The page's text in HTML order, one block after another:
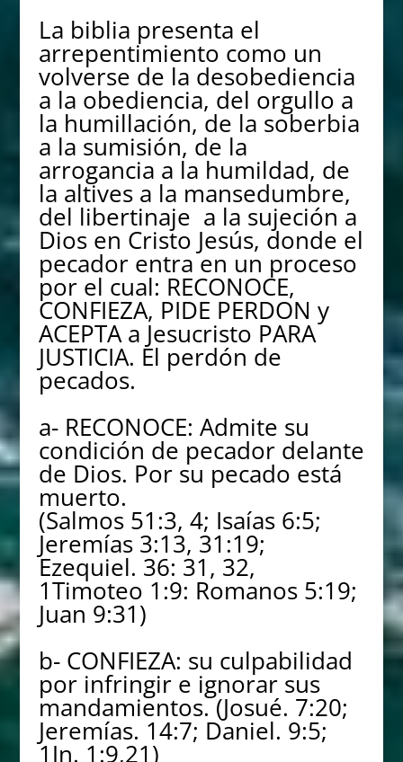
La biblia presenta el
arrepentimiento como un
volverse de la desobediencia
a la obediencia, del orgullo a
la humillación, de la soberbia
a la sumisión, de la
arrogancia a la humildad, de
la altives a la mansedumbre,
del libertinaje a la sujeción a
Dios en Cristo Jesús, donde el
pecador entra en un proceso
por el cual: RECONOCE,
CONFIEZA, PIDE PERDON y
ACEPTA a Jesucristo PARA
JUSTICIA. El perdón de
pecados.
a- RECONOCE: Admite su
condición de pecador delante
de Dios. Por su pecado está
muerto.
(Salmos 51:3, 4; Isaías 6:5;
Jeremías 3:13, 31:19;
Ezequiel. 36: 31, 32,
1Timoteo 1:9: Romanos 5:19;
Juan 9:31)
b- CONFIEZA: su culpabilidad
por infringir e ignorar sus
mandamientos. (Josué. 7:20;
Jeremías. 14:7; Daniel. 9:5;
1Jn. 1:9,21)